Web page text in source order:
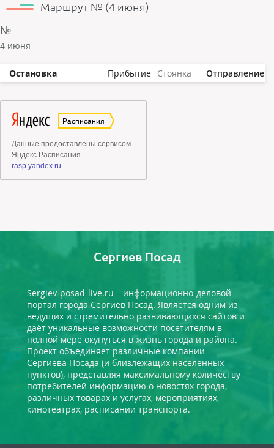
Маршрут № (4 июня)
№
4 июня
Остановка Прибытие Стоянка Отправление
Сергиев Посад
Sergiev-posad-live.ru – информационно-деловой
портал города Сергиев Посад. Является одним из
ведущих и стремительно развивающихся сайтов и
даёт уникальные возможности посетителям в
полной мере окунуться в жизнь города и района.
Проект объединяет различные компании
Сергиева Посада (и близлежащих населенных
пунктов), представляя максимальному количеству
потребителей информацию о новостях города,
различных товарах и услугах, мероприятиях,
кинотеатрах, расписании транспорта.